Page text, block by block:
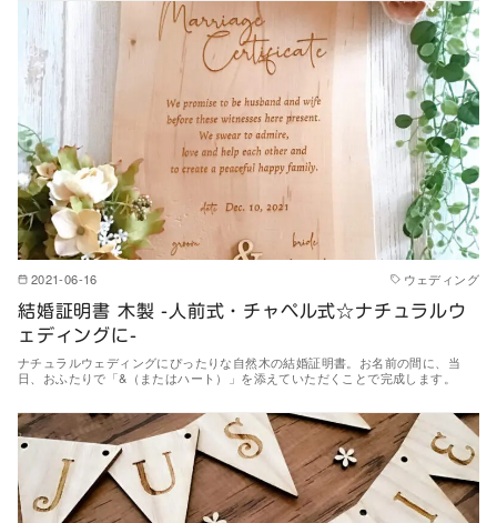
2021-06-16
ウェディング
結婚証明書 木製 -人前式・チャペル式☆ナチュラルウ
ェディングに-
ナチュラルウェディングにぴったりな自然木の結婚証明書。お名前の間に、当
日、おふたりで「&（またはハート）」を添えていただくことで完成します。